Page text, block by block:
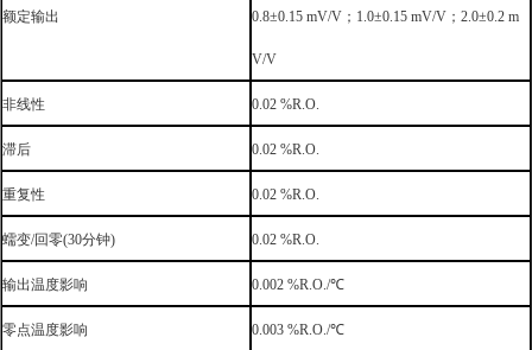
额定输出 0.8±0.15 mV/V ； 1.0±0.15 mV/V ； 2.0±0.2 m
V/V
非线性 0.02 %R.O.
滞后 0.02 %R.O.
重复性 0.02 %R.O.
蠕变/回零(30分钟) 0.02 %R.O.
输出温度影响 0.002 %R.O./℃
零点温度影响 0.003 %R.O./℃